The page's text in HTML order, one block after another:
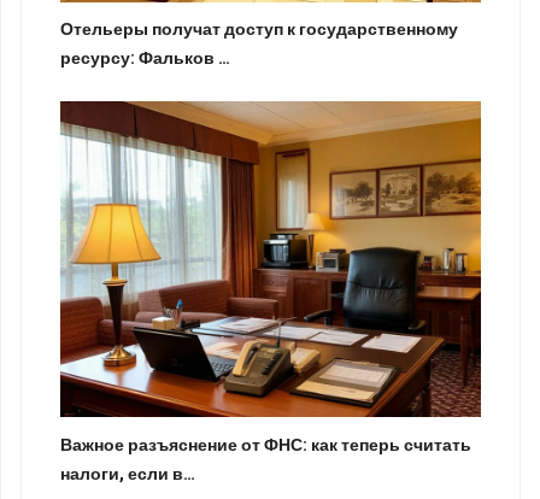
Отельеры получат доступ к государственному
ресурсу: Фальков …
Важное разъяснение от ФНС: как теперь считать
налоги, если в…